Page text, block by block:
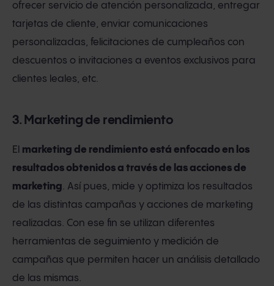
ofrecer servicio de atención personalizada, entregar
tarjetas de cliente, enviar comunicaciones
personalizadas, felicitaciones de cumpleaños con
descuentos o invitaciones a eventos exclusivos para
clientes leales, etc.
3. Marketing de rendimiento
El marketing de rendimiento está enfocado en los
resultados obtenidos a través de las acciones de
marketing. Así pues, mide y optimiza los resultados
de las distintas campañas y acciones de marketing
realizadas. Con ese fin se utilizan diferentes
herramientas de seguimiento y medición de
campañas que permiten hacer un análisis detallado
de las mismas.